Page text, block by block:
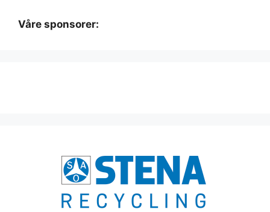
Våre sponsorer: